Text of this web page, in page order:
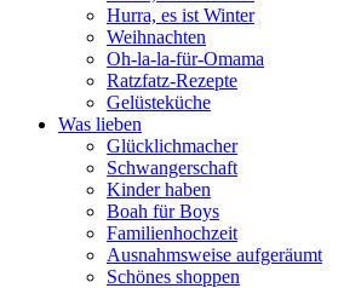
Hurra, es ist Winter
Weihnachten
Oh-la-la-für-Omama
Ratzfatz-Rezepte
Gelüsteküche
Was lieben
Glücklichmacher
Schwangerschaft
Kinder haben
Boah für Boys
Familienhochzeit
Ausnahmsweise aufgeräumt
Schönes shoppen